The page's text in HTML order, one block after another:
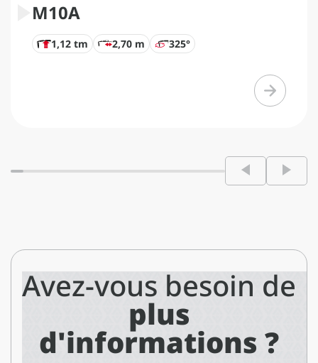
M10A
1,12 tm 2,70 m 325°
Avez-vous besoin de
plus
d'informations ?